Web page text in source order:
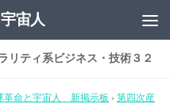
宙人
リティ系ビジネス・技術３２
革命と宇宙人 新掲示板 › 第四次産